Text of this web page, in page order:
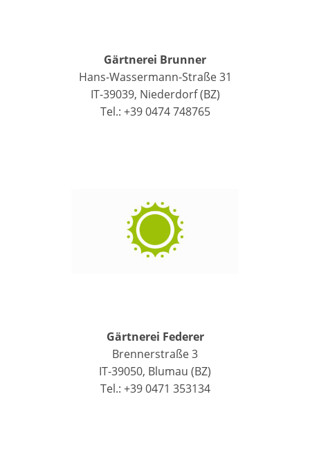
Gärtnerei Brunner
Hans-Wassermann-Straße 31
IT-39039, Niederdorf (BZ)
Tel.: +39 0474 748765
Gärtnerei Federer
Brennerstraße 3
IT-39050, Blumau (BZ)
Tel.: +39 0471 353134